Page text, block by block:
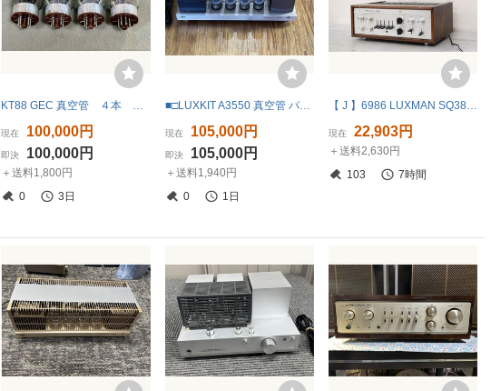
KT88 GEC 真空管 ４本 No2
現在 100,000円
即決 100,000円
＋送料1,800円
0
3日
■□LUXKIT A3550 真空管 パワーアンプ A-3550 ラックスキット□中古美品、動作確認済
現在 105,000円
即決 105,000円
＋送料1,940円
0
1日
【 J 】6986 LUXMAN SQ38FD プリメインアンプ ラックスマン 3326926
現在 22,903円
＋送料2,630円
103
7時間